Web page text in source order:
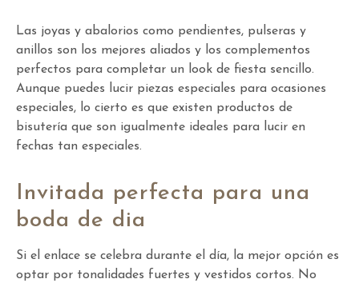
Las joyas y abalorios como pendientes, pulseras y
anillos son los mejores aliados y los complementos
perfectos para completar un look de fiesta sencillo.
Aunque puedes lucir piezas especiales para ocasiones
especiales, lo cierto es que existen productos de
bisutería que son igualmente ideales para lucir en
fechas tan especiales.
Invitada perfecta para una
boda de dia
Si el enlace se celebra durante el día, la mejor opción es
optar por tonalidades fuertes y vestidos cortos. No